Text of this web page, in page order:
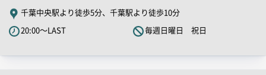
PR
キ
ャ
千葉中央駅より徒歩5分、千葉駅より徒歩10分
20:00～LAST
毎週日曜日 祝日